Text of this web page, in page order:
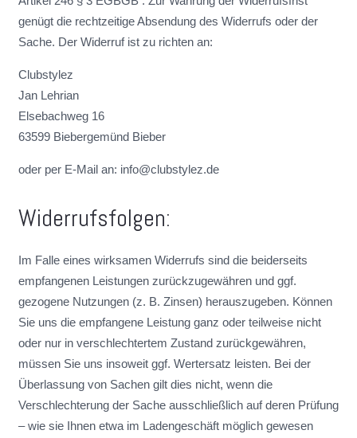
genügt die rechtzeitige Absendung des Widerrufs oder der
Sache. Der Widerruf ist zu richten an:
Clubstylez
Jan Lehrian
Elsebachweg 16
63599 Biebergemünd Bieber
oder per E-Mail an: info@clubstylez.de
Widerrufsfolgen:
Im Falle eines wirksamen Widerrufs sind die beiderseits
empfangenen Leistungen zurückzugewähren und ggf.
gezogene Nutzungen (z. B. Zinsen) herauszugeben. Können
Sie uns die empfangene Leistung ganz oder teilweise nicht
oder nur in verschlechtertem Zustand zurückgewähren,
müssen Sie uns insoweit ggf. Wertersatz leisten. Bei der
Überlassung von Sachen gilt dies nicht, wenn die
Verschlechterung der Sache ausschließlich auf deren Prüfung
– wie sie Ihnen etwa im Ladengeschäft möglich gewesen